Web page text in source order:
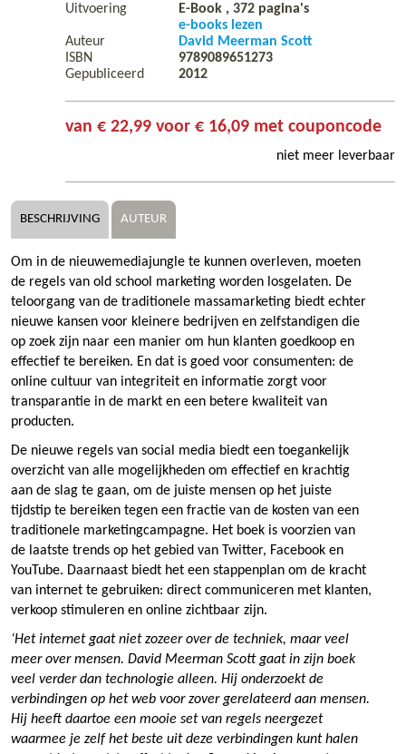
Uitvoering E-Book , 372 pagina's
e-books lezen
Auteur
David Meerman Scott
ISBN
9789089651273
Gepubliceerd
2012
van € 22,99 voor € 16,09 met couponcode
niet meer leverbaar
BESCHRIJVING AUTEUR
Om in de nieuwemediajungle te kunnen overleven, moeten
de regels van old school marketing worden losgelaten. De
teloorgang van de traditionele massamarketing biedt echter
nieuwe kansen voor kleinere bedrijven en zelfstandigen die
op zoek zijn naar een manier om hun klanten goedkoop en
effectief te bereiken. En dat is goed voor consumenten: de
online cultuur van integriteit en informatie zorgt voor
transparantie in de markt en een betere kwaliteit van
producten.
De nieuwe regels van social media biedt een toegankelijk
overzicht van alle mogelijkheden om effectief en krachtig
aan de slag te gaan, om de juiste mensen op het juiste
tijdstip te bereiken tegen een fractie van de kosten van een
traditionele marketingcampagne. Het boek is voorzien van
de laatste trends op het gebied van Twitter, Facebook en
YouTube. Daarnaast biedt het een stappenplan om de kracht
van internet te gebruiken: direct communiceren met klanten,
verkoop stimuleren en online zichtbaar zijn.
‘Het internet gaat niet zozeer over de techniek, maar veel
meer over mensen. David Meerman Scott gaat in zijn boek
veel verder dan technologie alleen. Hij onderzoekt de
verbindingen op het web voor zover gerelateerd aan mensen.
Hij heeft daartoe een mooie set van regels neergezet
waarmee je zelf het beste uit deze verbindingen kunt halen